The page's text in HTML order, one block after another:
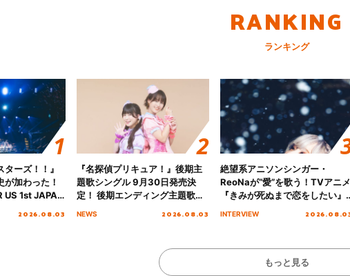
RANKING
ランキング
ターズ！！』
が加わった！
US 1st JAPAN
to meet YOU
2026.08.03
『名探偵プリキュア！』後期主
題歌シングル 9月30日発売決
定！ 後期エンディング主題歌
「いつかわかる☆きっとあえ
NEWS 2026.08.03
絶望系アニソンシンガー・
ReoNaが“愛”を歌う！TVアニメ
『きみが死ぬまで恋をしたい』
オープニング主題歌「Amore」
INTERVIEW
もっと見る